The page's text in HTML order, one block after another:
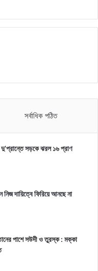
সর্বাধিক পঠিত
দু’প্রান্তে সড়কে ঝরল ১৬ প্রাণ
নিজ দায়িত্বে ফিরিয়ে আনছে না
পাশে সউদী ও তুরস্ক : মক্কা